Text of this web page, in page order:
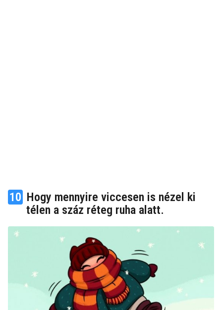
10 Hogy mennyire viccesen is nézel ki
télen a száz réteg ruha alatt.